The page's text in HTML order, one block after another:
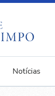
Notícias